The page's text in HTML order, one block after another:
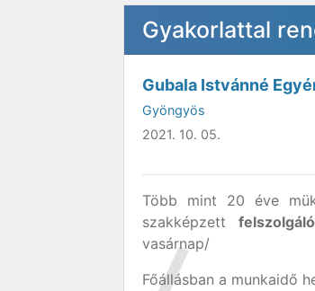
Gyakorlattal
Gubala Istvánné
Gyöngyös
2021. 10. 05.
Több mint 20 éve
szakképzettfelszolgáló
vasárnap/
Főállásban a munkaidő